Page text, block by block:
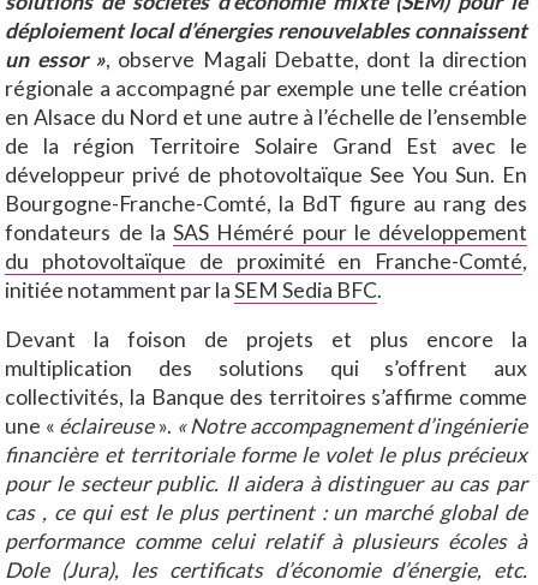
déploiement local d’énergies renouvelables connaissent
un essor », observe Magali Debatte, dont la direction
régionale a accompagné par exemple une telle création
en Alsace du Nord et une autre à l’échelle de l’ensemble
de la région Territoire Solaire Grand Est avec le
développeur privé de photovoltaïque See You Sun. En
Bourgogne-Franche-Comté, la BdT figure au rang des
fondateurs de laSAS Héméré pour le développement
du photovoltaïque de proximité en Franche-Comté,
initiée notamment par laSEM Sedia BFC.
Devant la foison de projets et plus encore la
multiplication des solutions qui s’offrent aux
collectivités, la Banque des territoires s’affirme comme
une « éclaireuse». « Notre accompagnement d’ingénierie
financière et territoriale forme le volet le plus précieux
pour le secteur public. Il aidera à distinguer au cas par
cas , ce qui est le plus pertinent : un marché global de
performance comme celui relatif à plusieurs écoles à
Dole (Jura), les certificats d’économie d’énergie, etc.